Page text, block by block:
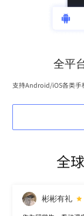
全平
支持Android/iOS各类手
全
彬彬有礼